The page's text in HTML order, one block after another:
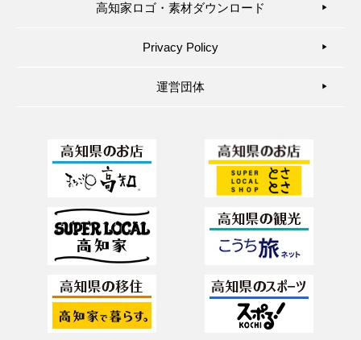
高知家ロゴ・素材ダウンロード ▶︎
Privacy Policy ▶︎
運営団体 ▶︎